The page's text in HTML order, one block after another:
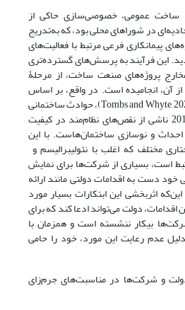
ساخت‌ عمومی، خصوصی‌سازی حاکی از
در شوراهای محلی بود، که به‌تدریج
پیمانکاری فرعی مرتبط با فعالیت‌های
این فرآیند به پرسش‌‌‌های گسترده‌تری
پروژه‌‌‌های صنعت ساخت‌، از مرحلۀ
آن، انجامیده است. در واقع، بر اساس
نتیجه‌گیری برخی محققان (Tombs and Whyte, 2020)، حوادث ساختمانی
در سال 2017 ناشی از نقص‌های نظام‌مند در کیفیت
و نوسازی ساختمان‌‌‌هاست. با این
مختلف که اغلب با نئولیبرالیسم و
است، بسیاری از شرکت‌‌‌ها برای نمایش
خود دست به اقدامات دولتی مانند ارائه
اثربخشی این ابتکارات بسیار مورد
اقدامات، دولت می‌‌‌تواند ادعا کند که برای
بیکار ننشسته است و همزمان با
عدم رعایت این مورد، خود را حامی
و شرکت‌ها در مناسبت‌های جرم‌زای